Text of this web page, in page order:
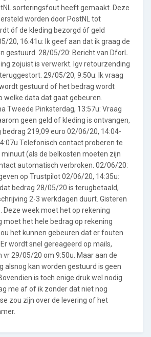
sorteringsfout heeft gemaakt. Deze
worden door PostNL tot
óf de kleding bezorgd óf geld
20, 16:41u: Ik geef aan dat ik graag de
gestuurd. 28/05/20: Bericht van DforL
zojuist is verwerkt. Igv retourzending
29/05/20, 9:50u: Ik vraag
gestuurd of het bedrag wordt
welke data dat gaat gebeuren.
Tweede Pinksterdag, 13:57u: Vraag
geen geld of kleding is ontvangen,
219,09 euro 02/06/20, 14:04-
Telefonisch contact proberen te
minuut (als de belkosten moeten zijn
automatisch verbroken. 02/06/20:
op Trustpilot 02/06/20, 14:35u:
bedrag 28/05/20 is terugbetaald,
2-3 werkdagen duurt. Gisteren
Deze week moet het op rekening
moet het hele bedrag op rekening
het kunnen gebeuren dat er fouten
wordt snel gereageerd op mails,
vr 29/05/20 om 9:50u. Maar aan de
alsnog kan worden gestuurd is geen
is toch enige druk wel nodig
me af of ik zonder dat niet nog
zou zijn over de levering of het